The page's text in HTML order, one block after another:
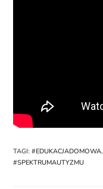
TAGI:#EDUKACJADOMOWA,
#SPEKTRUMAUTYZMU